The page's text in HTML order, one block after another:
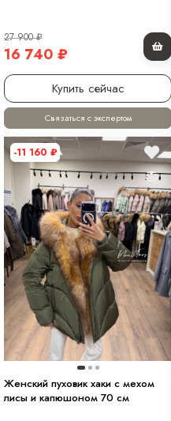
27 900₽
16 740 ₽
Купить сейчас
Связаться с экспертом
-11 160 ₽
Женский пуховик хаки с мехом
лисы и капюшоном 70 см